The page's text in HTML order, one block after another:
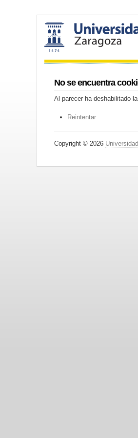
No se encuentra
Al parecer ha deshabilitado
Reintentar
Copyright © 2026